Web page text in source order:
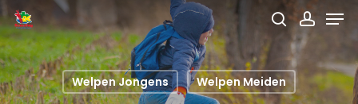
Skip
to
main
content
search
Welpen Jongens Welpen Meiden